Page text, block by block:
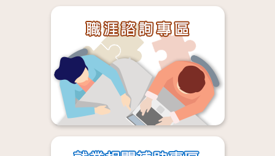
中壢區-製程技術員
新屋區-倉管人員
楊梅區-其他特殊工程師
桃園區-照顧服務員
中壢區-餐飲服務及接待員
中壢區-兼職人員